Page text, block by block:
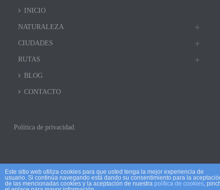
INICIO
NATURALEZA
CIUDADES
RUTAS
BLOG
CONTACTO
Politica de privacidad.
Este sitio web utiliza cookies para que usted tenga la mejor experiencia de
usuario. Si continúa navegando está dando su consentimiento para la
de las mencionadas cookies y la aceptación de nuestra política de cookies,